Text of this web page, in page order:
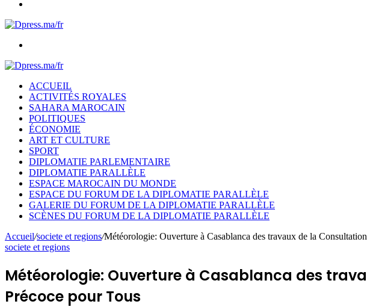
ACCUEIL
ACTIVITÉS ROYALES
SAHARA MAROCAIN
POLITIQUES
ÉCONOMIE
ART ET CULTURE
SPORT
DIPLOMATIE PARLEMENTAIRE
DIPLOMATIE PARALLÈLE
ESPACE MAROCAIN DU MONDE
ESPACE DU FORUM DE LA DIPLOMATIE PARALLÈLE
GALERIE DU FORUM DE LA DIPLOMATIE PARALLÈLE
SCÈNES DU FORUM DE LA DIPLOMATIE PARALLÈLE
Accueil/societe et regions/Météorologie: Ouverture à Casablanca des travaux de la
societe et regions
Météorologie: Ouverture à Casablanca des
Précoce pour Tous